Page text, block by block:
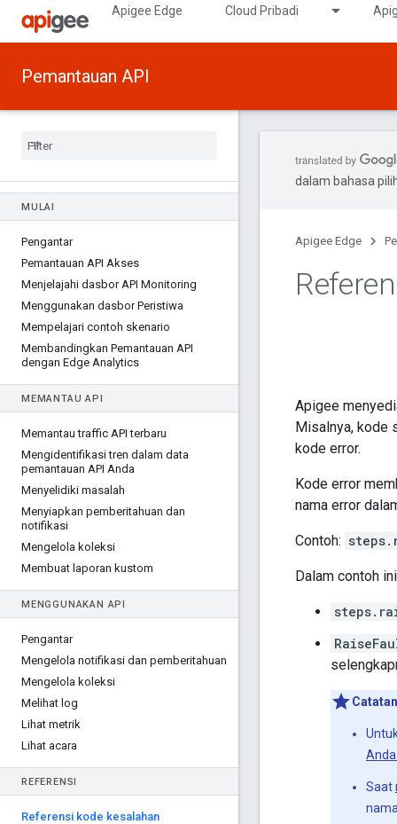
Apigee Edge Cloud Pribadi
Pemantauan API
MULAI
Pengantar
Pemantauan API Akses
Menjelajahi dasbor API Monitoring
Menggunakan dasbor Peristiwa
Mempelajari contoh skenario
Membandingkan Pemantauan API
dengan Edge Analytics
MEMANTAU API
Memantau traffic API terbaru
Mengidentifikasi tren dalam data
pemantauan API Anda
Menyelidiki masalah
Menyiapkan pemberitahuan dan
notifikasi
Mengelola koleksi
Membuat laporan kustom
MENGGUNAKAN API
Pengantar
Mengelola notifikasi dan pemberitahuan
Mengelola koleksi
Melihat log
Lihat metrik
Lihat acara
REFERENSI
Referensi kode kesalahan
dalam bahasa
Apigee Edge
Apigee
Misalnya, kode
kode error.
Kode error
nama error
Contoh:
Dalam contoh
Catatan
Saat